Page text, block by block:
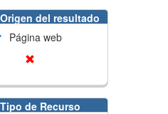
Origen del resultado
Página web
Tipo de Recurso